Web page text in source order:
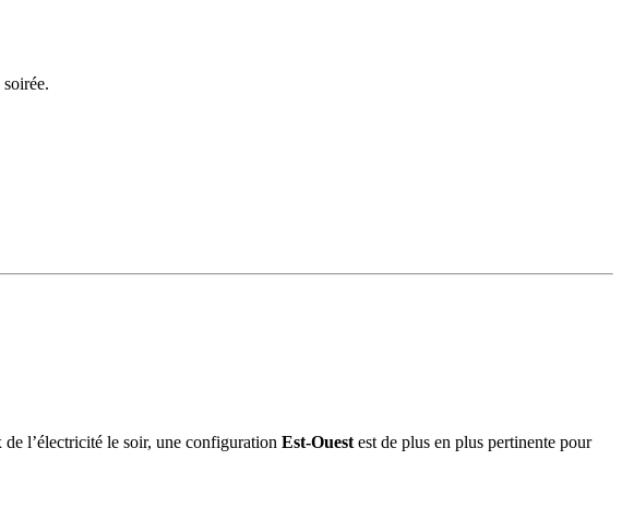
l’électricité le soir, une configuration Est-Ouest est de plus en plus pertinente pour